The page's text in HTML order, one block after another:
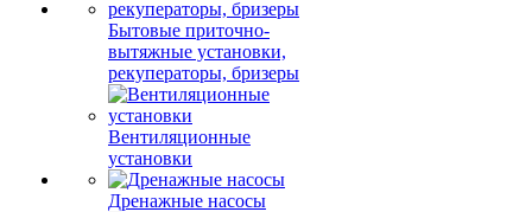
Бытовые приточно-
вытяжные установки,
рекуператоры, бризеры
Вентиляционные
установки
Дренажные насосы